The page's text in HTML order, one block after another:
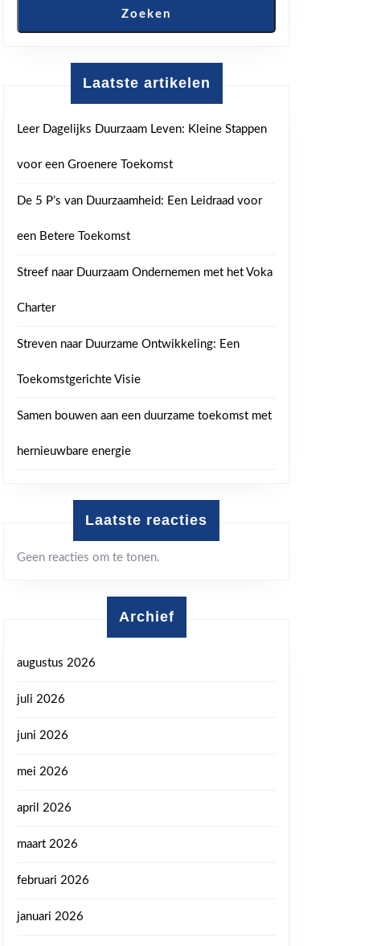
Zoeken
Laatste artikelen
Leer Dagelijks Duurzaam Leven: Kleine Stappen
voor een Groenere Toekomst
De 5 P’s van Duurzaamheid: Een Leidraad voor
een Betere Toekomst
Streef naar Duurzaam Ondernemen met het Voka
Charter
Streven naar Duurzame Ontwikkeling: Een
Toekomstgerichte Visie
Samen bouwen aan een duurzame toekomst met
hernieuwbare energie
Laatste reacties
Geen reacties om te tonen.
Archief
augustus 2026
juli 2026
juni 2026
mei 2026
april 2026
maart 2026
februari 2026
januari 2026